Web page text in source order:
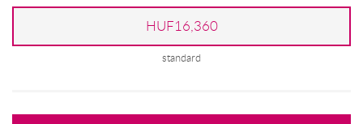
HUF16,360
standard